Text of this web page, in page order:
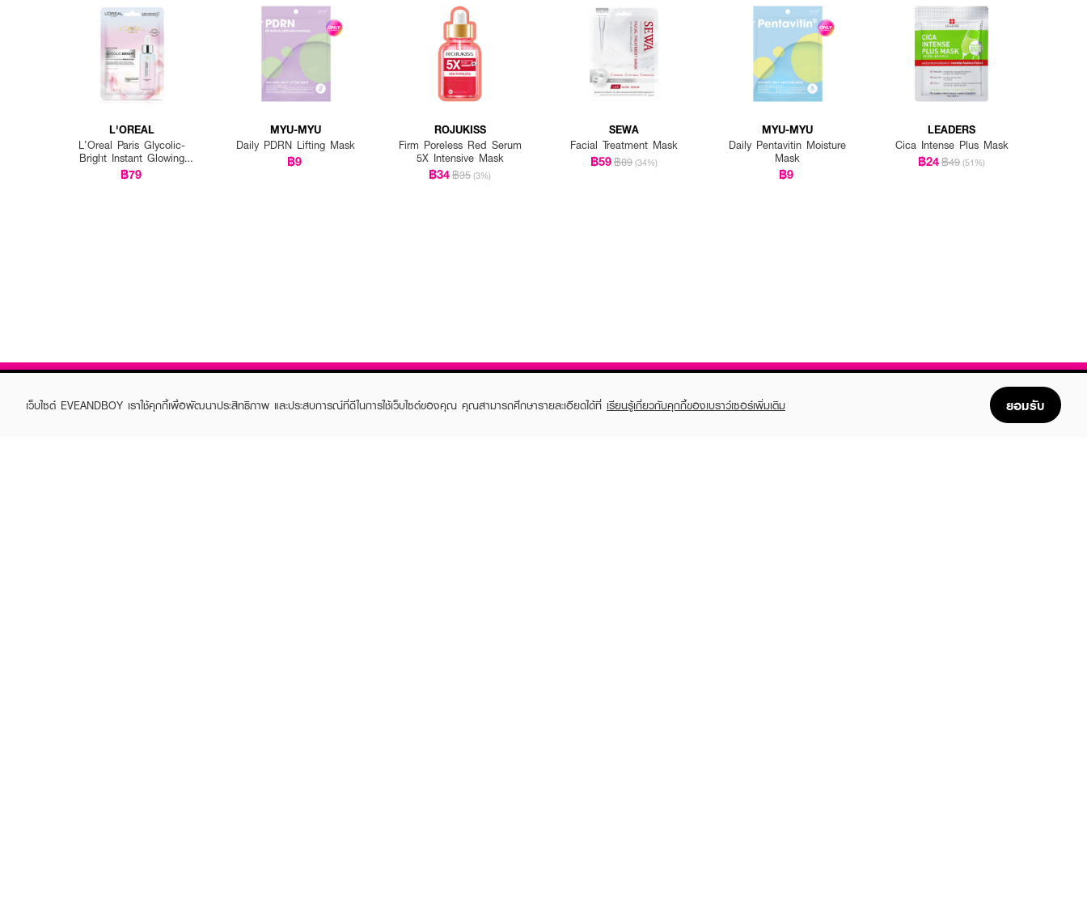
L'OREAL
L’Oreal Paris Glycolic-
Bright Instant Glowing
Serum Mask
฿79
MYU-MYU
Daily PDRN Lifting Mask
฿9
ROJUKISS
Firm Poreless Red Serum
5X Intensive Mask
฿34฿35 (3%)
SEWA
Facial Treatment Mask
฿59฿89 (34%)
MYU-MYU
Daily Pentavitin Moisture
Mask
฿9
LEADERS
Cica Intense Plus Mask
฿24฿49 (51%)
เว็บไซต์ EVEANDBOY เราใช้คุกกี้เพื่อพัฒนาประสิทธิภาพ และประสบการณ์ที่ดีในการใช้เว็บไซต์ของคุณ คุณสามารถศึกษารายละเอียดได้ที่ เรียนรู้เกี่ยวกับคุกกี้ของเบราว์เซอร์เพิ่มเติม ยอมรับ